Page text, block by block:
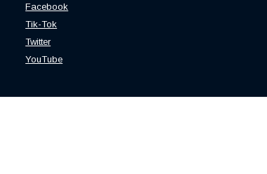
Facebook
Tik-Tok
Twitter
YouTube